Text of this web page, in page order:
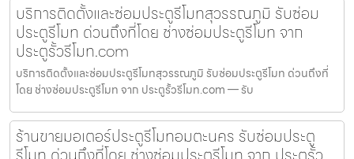
บริการติดตั้งและซ่อมประตูรีโมทสุวรรณภูมิ รับซ่อม
ประตูรีโมท ด่วนถึงที่โดย ช่างซ่อมประตูรีโมท จาก
ประตูรั้วรีโมท.com
บริการติดตั้งและซ่อมประตูรีโมทสุวรรณภูมิ รับซ่อมประตูรีโมท ด่วนถึงที่
โดย ช่างซ่อมประตูรีโมท จาก ประตูรั้วรีโมท.com — รับ
ร้านขายมอเตอร์ประตูรีโมทอมตะนคร รับซ่อมประตู